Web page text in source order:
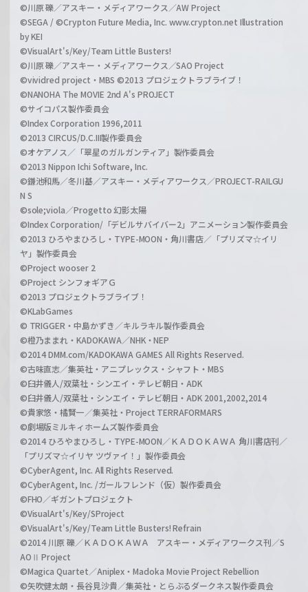
©川原 礫／アスキー・メディアワークス／AW Project
©SEGA / ©Crypton Future Media, Inc. www.crypton.net Illustration
by KEI
©VisualArt's/Key/Team Little Busters!
©川原 礫／アスキー・メディアワークス／SAO Project
©vividred project・MBS ©2013 プロジェクトラブライブ！
©NANOHA The MOVIE 2nd A's PROJECT
©サイコパス製作委員会
©Index Corporation 1996,2011
©2013 CIRCUS/D.C.III製作委員会
©オケアノス／「翠星のガルガンティア」製作委員会
©2013 Nippon Ichi Software, Inc.
©鎌池和馬／冬川基／アスキー・メディアワークス／PROJECT-RAILGU
N S
©sole;viola／Progetto 幻影太陽
©Index Corporation/「デビルサバイバー2」アニメーション製作委員会
©2013 ひろやまひろし・TYPE-MOON・角川書店／「プリズマ☆イリ
ヤ」製作委員会
©Project wooser 2
©Project シンフォギアＧ
©2013 プロジェクトラブライブ！
©KLabGames
© TRIGGER・中島かずき／キルラキル製作委員会
©橙乃ままれ・KADOKAWA／NHK・NEP
©2014 DMM.com/KADOKAWA GAMES All Rights Reserved.
©古味直志／集英社・アニプレックス・シャフト・MBS
©臼井儀人/双葉社・シンエイ・テレビ朝日・ADK
©臼井儀人/双葉社・シンエイ・テレビ朝日・ADK 2001,2002,2014
©貴家悠・橘賢一／集英社・Project TERRAFORMARS
©劇場版ミルキィホームズ製作委員会
©2014 ひろやまひろし・TYPE-MOON／ＫＡＤＯＫＡＷＡ 角川書店刊／
「プリズマ☆イリヤ ツヴァイ！」製作委員会
©CyberAgent, Inc. All Rights Reserved.
©CyberAgent, Inc. /ガールフレンド（仮）製作委員会
©FHO／ギガントプロジェクト
©VisualArt's/Key/SProject
©VisualArt's/Key/Team Little Busters! Refrain
©2014 川原 礫／ＫＡＤＯＫＡＷＡ アスキー・メディアワークス刊／S
AOⅡ Project
©Magica Quartet／Aniplex・Madoka Movie Project Rebellion
©矢吹健太朗・長谷見沙貴／集英社・とらぶるダークネス製作委員会